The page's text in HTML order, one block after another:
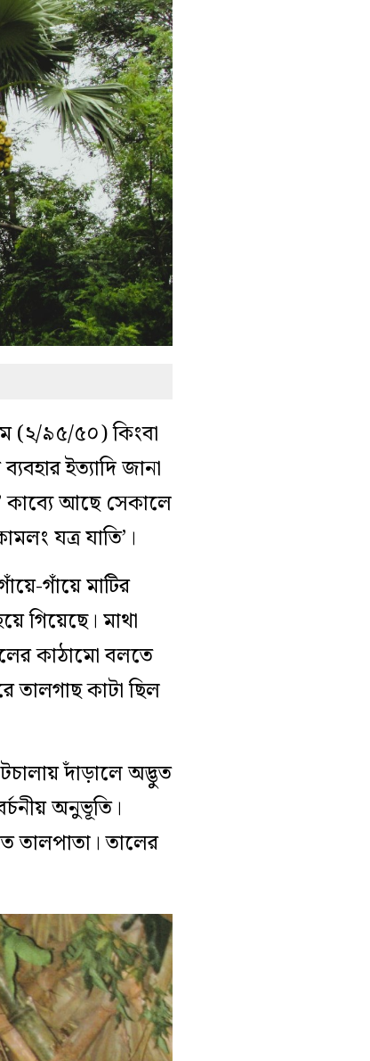
(২/৯৫/৫০) কিংবা
ইত্যাদি জানা
কাব্যে আছে সেকালে
যত্র যাতি’।
গাঁয়ে মাটির
গিয়েছে। মাথা
কাঠামো বলতে
তালগাছ কাটা ছিল
দাঁড়ালে অদ্ভুত
অনুভূতি।
তালপাতা। তালের